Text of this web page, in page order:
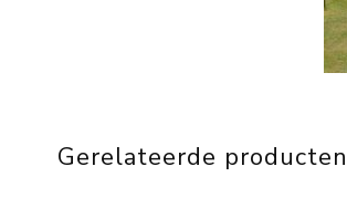
Gerelateerde producten